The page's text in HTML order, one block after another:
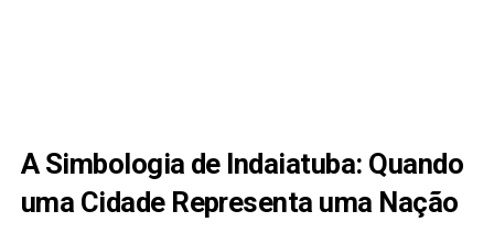
A Simbologia de Indaiatuba: Quando
uma Cidade Representa uma Nação